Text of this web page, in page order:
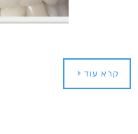
קרא עוד